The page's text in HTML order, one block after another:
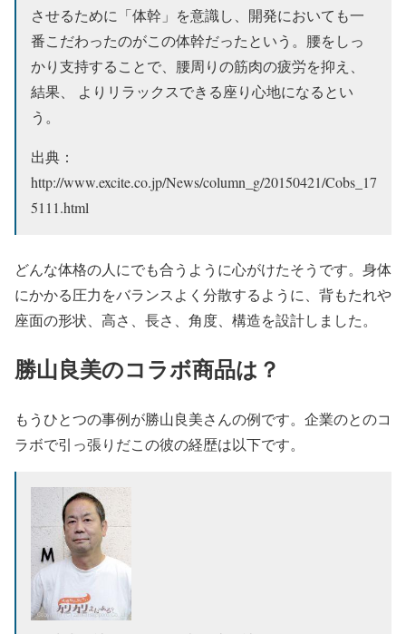
させるために「体幹」を意識し、開発においても一
番こだわったのがこの体幹だったという。腰をしっ
かり支持することで、腰周りの筋肉の疲労を抑え、
結果、 よりリラックスできる座り心地になるとい
う。
出典：
http://www.excite.co.jp/News/column_g/20150421/Cobs_17
5111.html
どんな体格の人にでも合うように心がけたそうです。身体
にかかる圧力をバランスよく分散するように、背もたれや
座面の形状、高さ、長さ、角度、構造を設計しました。
勝山良美のコラボ商品は？
もうひとつの事例が勝山良美さんの例です。企業のとのコ
ラボで引っ張りだこの彼の経歴は以下です。